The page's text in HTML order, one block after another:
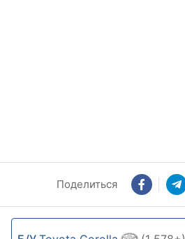
Поделиться